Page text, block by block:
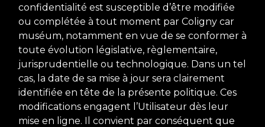
Contact
Billetterie
confidentialité est susceptible d’être modifiée
ou complétée à tout moment par Coligny car
muséum, notamment en vue de se conformer à
toute évolution législative, règlementaire,
jurisprudentielle ou technologique. Dans un tel
cas, la date de sa mise à jour sera clairement
identifiée en tête de la présente politique. Ces
modifications engagent l’Utilisateur dès leur
mise en ligne. Il convient par conséquent que